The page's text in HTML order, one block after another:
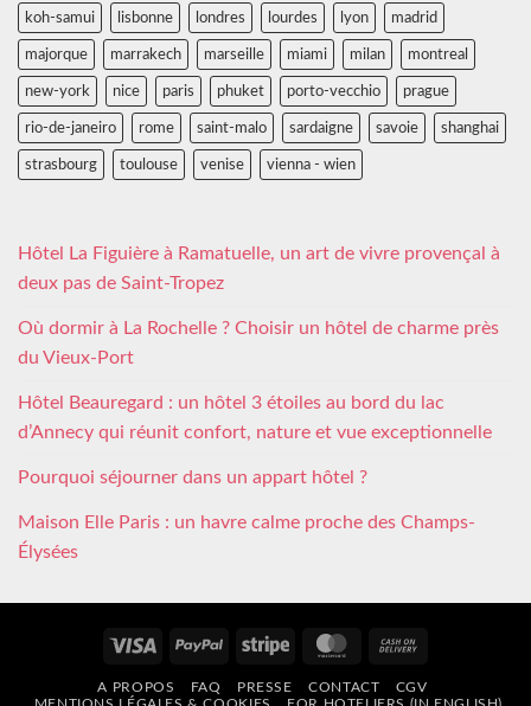
koh-samui lisbonne londres lourdes lyon madrid
majorque marrakech marseille miami milan montreal
new-york nice paris phuket porto-vecchio prague
rio-de-janeiro rome saint-malo sardaigne savoie shanghai
strasbourg toulouse venise vienna - wien
Hôtel La Figuière à Ramatuelle, un art de vivre provençal à
deux pas de Saint-Tropez
Où dormir à La Rochelle ? Choisir un hôtel de charme près
du Vieux-Port
Hôtel Beauregard : un hôtel 3 étoiles au bord du lac
d’Annecy qui réunit confort, nature et vue exceptionnelle
Pourquoi séjourner dans un appart hôtel ?
Maison Elle Paris : un havre calme proche des Champs-
Élysées
Visa PayPal Stripe MasterCard
Delivery
A PROPOS FAQ PRESSE CONTACT
CGV